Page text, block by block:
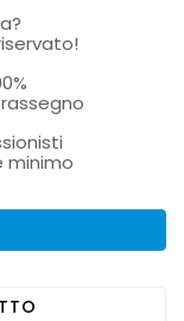
minimo